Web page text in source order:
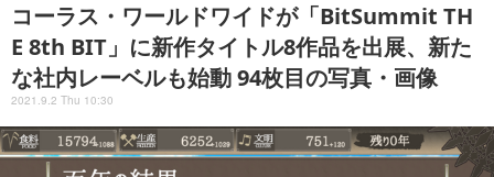
コーラス・ワールドワイドが「BitSummit TH
E 8th BIT」に新作タイトル8作品を出展、新た
な社内レーベルも始動 94枚目の写真・画像
2021.9.2 Thu 10:30